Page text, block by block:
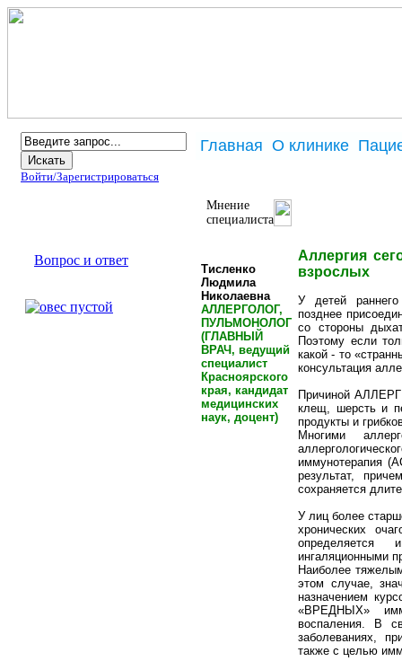
Войти/Зарегистрироваться
Вопрос и ответ
Главная О клинике
Мнение
специалиста
Тисленко
Людмила
Николаевна
АЛЛЕРГОЛОГ,
ПУЛЬМОНОЛОГ
(ГЛАВНЫЙ
ВРАЧ, ведущий
специалист
Красноярского
края, кандидат
медицинских
наук, доцент)
Аллергия
взрослых
У детей раннего
позднее
со стороны
Поэтому если
какой - то
консультация
Причиной
клещ, шерсть и
продукты и
Многими
иммунотерапия
результат,
сохраняется
У лиц более
хронических
определяется
ингаляционными
Наиболее
этом случае,
назначением
«ВРЕДНЫХ»
воспаления. В
заболеваниях,
также с целью